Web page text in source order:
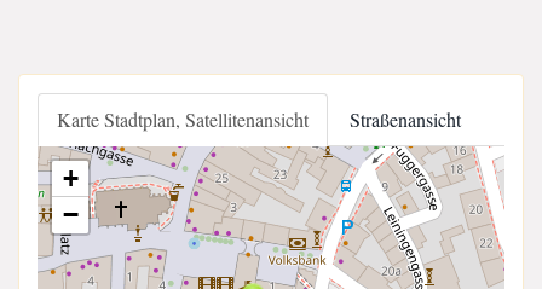
Karte Stadtplan, Satellitenansicht Straßenansicht
+
−